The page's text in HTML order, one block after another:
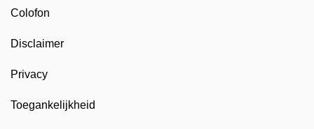
Colofon
Disclaimer
Privacy
Toegankelijkheid